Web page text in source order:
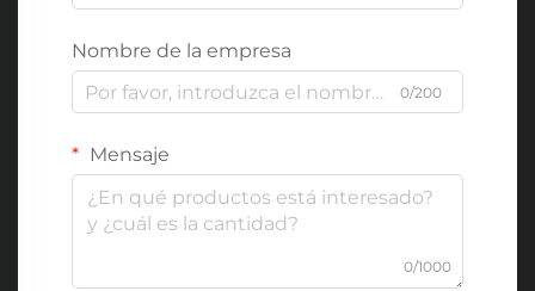
Nombre de la empresa
0/200
Mensaje
0/1000